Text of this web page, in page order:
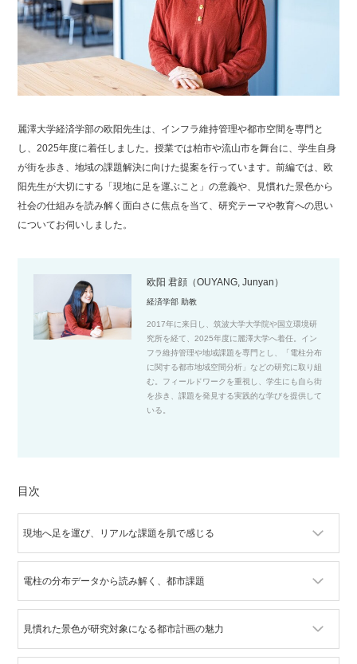
麗澤大学経済学部の欧阳先生は、インフラ維持管理や都市空間を専門と
し、2025年度に着任しました。授業では柏市や流山市を舞台に、学生自身
が街を歩き、地域の課題解決に向けた提案を行っています。前編では、欧
阳先生が大切にする「現地に足を運ぶこと」の意義や、見慣れた景色から
社会の仕組みを読み解く面白さに焦点を当て、研究テーマや教育への思い
についてお伺いしました。
欧阳 君顔（OUYANG, Junyan）
経済学部 助教
2017年に来日し、筑波大学大学院や国立環境研
究所を経て、2025年度に麗澤大学へ着任。イン
フラ維持管理や地域課題を専門とし、「電柱分布
に関する都市地域空間分析」などの研究に取り組
む。フィールドワークを重視し、学生にも自ら街
を歩き、課題を発見する実践的な学びを提供して
いる。
目次
現地へ足を運び、リアルな課題を肌で感じる
電柱の分布データから読み解く、都市課題
見慣れた景色が研究対象になる都市計画の魅力